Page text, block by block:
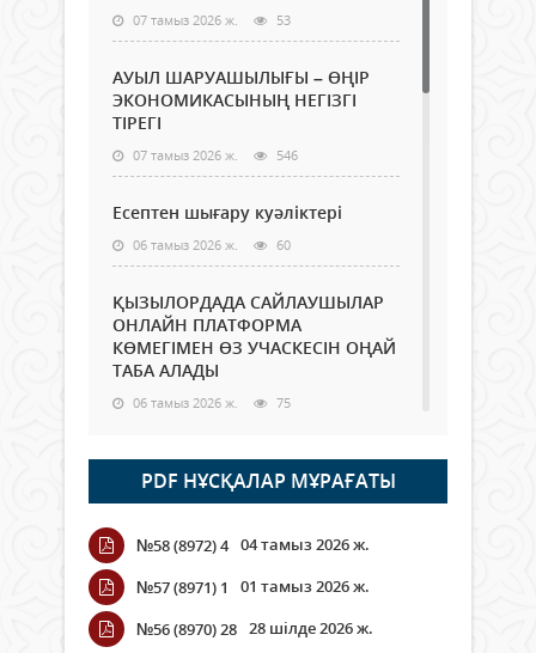
07 тамыз 2026 ж. 53
АУЫЛ ШАРУАШЫЛЫҒЫ – ӨҢІР
ЭКОНОМИКАСЫНЫҢ НЕГІЗГІ
ТІРЕГІ
07 тамыз 2026 ж. 546
Есептен шығару куәліктері
06 тамыз 2026 ж. 60
ҚЫЗЫЛОРДАДА САЙЛАУШЫЛАР
ОНЛАЙН ПЛАТФОРМА
КӨМЕГІМЕН ӨЗ УЧАСКЕСІН ОҢАЙ
ТАБА АЛАДЫ
06 тамыз 2026 ж. 75
Open Air: Қызылорда облысы
полиция департаменті 20
мыңнан астам көрерменнің
қауіпсіздігін қамтамасыз етті
06 тамыз 2026 ж.
Wi-Fi ҚАБЫРҒА АРҚЫЛЫ ҚАЛАЙ
ӨТЕДІ?
PDF НҰСҚАЛАР МҰРАҒАТЫ
№58 (8972) 4 04 тамыз 2026 ж.
№57 (8971) 1
01 тамыз 2026 ж.
№56 (8970) 28 28 шілде 2026 ж.